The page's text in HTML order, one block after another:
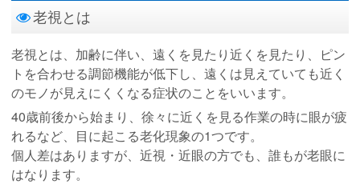
老視とは
老視とは、加齢に伴い、遠くを見たり近くを見たり、ピン
トを合わせる調節機能が低下し、遠くは見えていても近く
のモノが見えにくくなる症状のことをいいます。
40歳前後から始まり、徐々に近くを見る作業の時に眼が疲
れるなど、目に起こる老化現象の1つです。
個人差はありますが、近視・近眼の方でも、誰もが老眼に
はなります。